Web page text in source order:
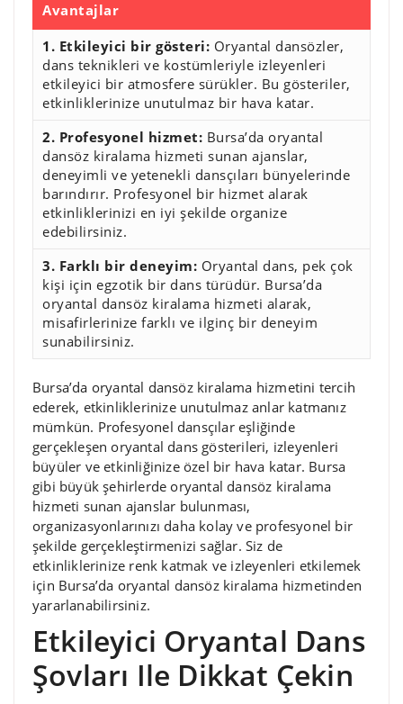
Avantajlar
1. Etkileyici bir gösteri: Oryantal dansözler,
dans teknikleri ve kostümleriyle izleyenleri
etkileyici bir atmosfere sürükler. Bu gösteriler,
etkinliklerinize unutulmaz bir hava katar.
2. Profesyonel hizmet: Bursa’da oryantal
dansöz kiralama hizmeti sunan ajanslar,
deneyimli ve yetenekli dansçıları bünyelerinde
barındırır. Profesyonel bir hizmet alarak
etkinliklerinizi en iyi şekilde organize
edebilirsiniz.
3. Farklı bir deneyim: Oryantal dans, pek çok
kişi için egzotik bir dans türüdür. Bursa’da
oryantal dansöz kiralama hizmeti alarak,
misafirlerinize farklı ve ilginç bir deneyim
sunabilirsiniz.
Bursa’da oryantal dansöz kiralama hizmetini tercih
ederek, etkinliklerinize unutulmaz anlar katmanız
mümkün. Profesyonel dansçılar eşliğinde
gerçekleşen oryantal dans gösterileri, izleyenleri
büyüler ve etkinliğinize özel bir hava katar. Bursa
gibi büyük şehirlerde oryantal dansöz kiralama
hizmeti sunan ajanslar bulunması,
organizasyonlarınızı daha kolay ve profesyonel bir
şekilde gerçekleştirmenizi sağlar. Siz de
etkinliklerinize renk katmak ve izleyenleri etkilemek
için Bursa’da oryantal dansöz kiralama hizmetinden
yararlanabilirsiniz.
Etkileyici Oryantal Dans
Şovları Ile Dikkat Çekin